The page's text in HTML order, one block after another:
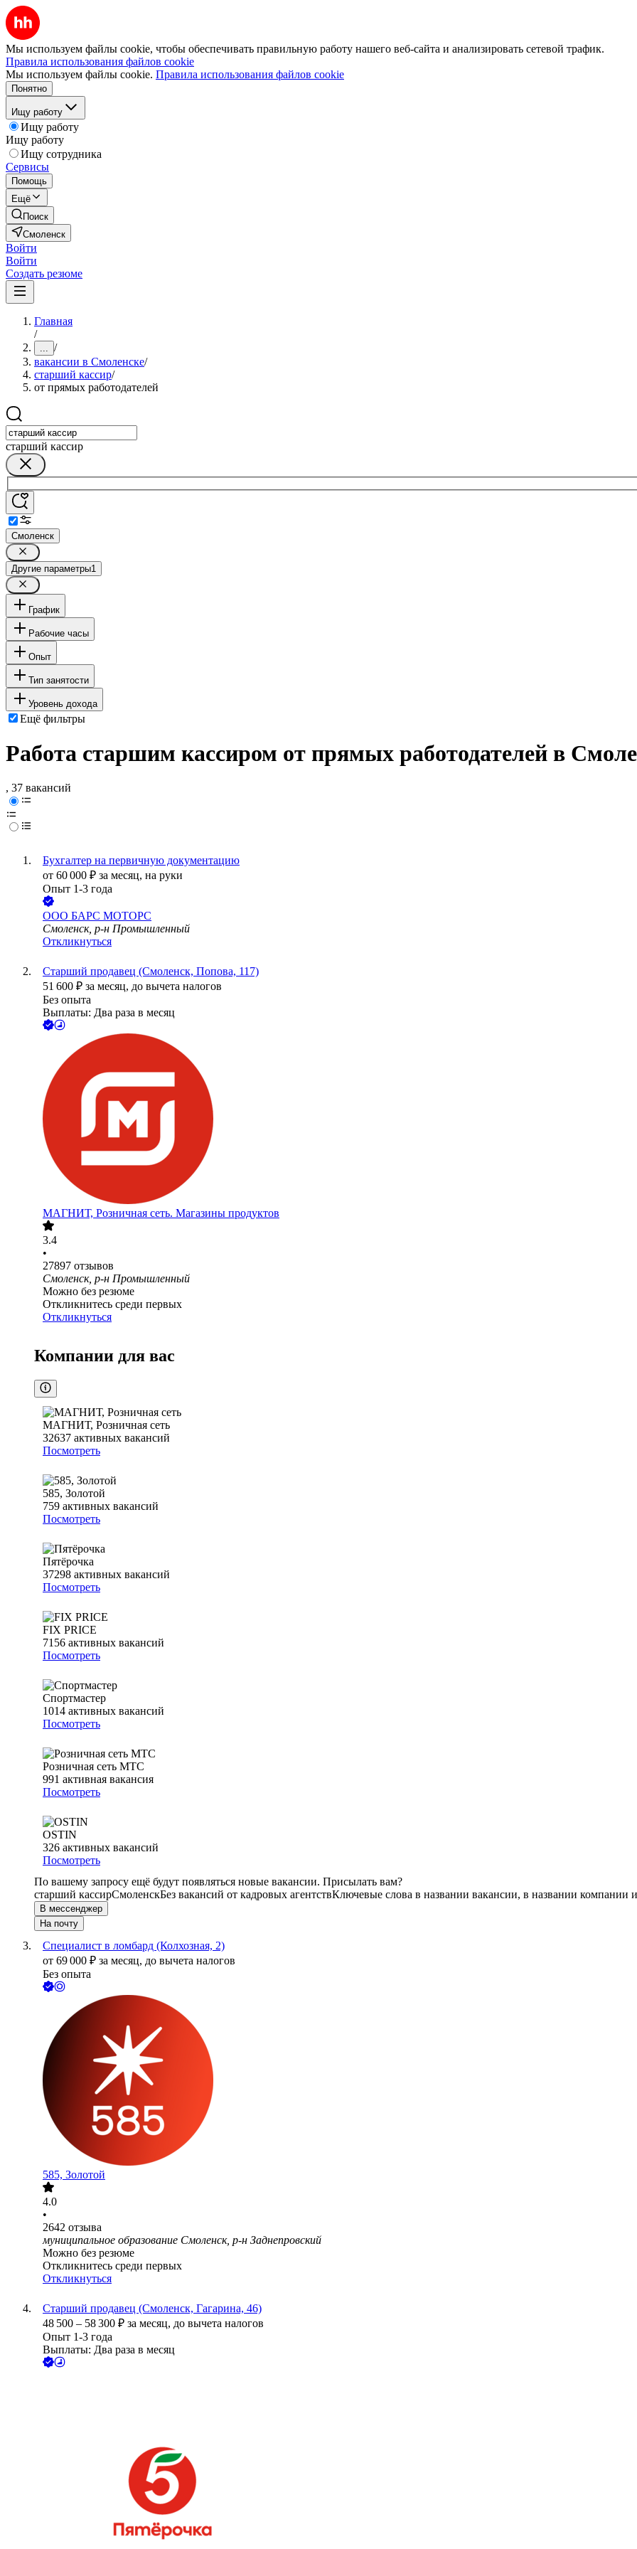
Мы используем файлы cookie, чтобы обеспечивать правильную работу нашего веб-сайта и анализировать сетевой трафик.
Правила использования файлов cookie
Мы используем файлы cookie. Правила использования файлов cookie
Понятно
Ищу работу
Ищу работу
Ищу работу
Ищу сотрудника
Сервисы
Помощь
Ещё
Поиск
Смоленск
Войти
Войти
Создать резюме
Главная
/
... /
вакансии в Смоленске/
старший кассир/
от прямых работодателей
старший кассир
Смоленск
Другие параметры1
График
Рабочие часы
Опыт
Тип занятости
Уровень дохода
Ещё фильтры
Работа старшим кассиром от прямых работодателей в
, 37 вакансий
Бухгалтер на первичную документацию
от 60 000 ₽ за месяц, на руки
Опыт 1-3 года
ООО БАРС МОТОРС
Смоленск, р-н Промышленный
Откликнуться
Старший продавец (Смоленск, Попова, 117)
51 600 ₽ за месяц, до вычета налогов
Без опыта
Выплаты: Два раза в месяц
МАГНИТ, Розничная сеть. Магазины продуктов
3.4
•
27897 отзывов
Смоленск, р-н Промышленный
Можно без резюме
Откликнитесь среди первых
Откликнуться
Компании для вас
МАГНИТ, Розничная сеть
32637 активных вакансий
Посмотреть
585, Золотой
759 активных вакансий
Посмотреть
Пятёрочка
37298 активных вакансий
Посмотреть
FIX PRICE
7156 активных вакансий
Посмотреть
Спортмастер
1014 активных вакансий
Посмотреть
Розничная сеть МТС
991 активная вакансия
Посмотреть
OSTIN
326 активных вакансий
Посмотреть
По вашему запросу ещё будут появляться новые вакансии. Присылать вам?
старший кассирСмоленскБез вакансий от кадровых агентствКлючевые слова в названии вакансии, в названии компании
В мессенджер
На почту
Специалист в ломбард (Колхозная, 2)
от 69 000 ₽ за месяц, до вычета налогов
Без опыта
585, Золотой
4.0
•
2642 отзыва
муниципальное образование Смоленск, р-н Заднепровский
Можно без резюме
Откликнитесь среди первых
Откликнуться
Старший продавец (Смоленск, Гагарина, 46)
48 500 – 58 300 ₽ за месяц, до вычета налогов
Опыт 1-3 года
Выплаты: Два раза в месяц